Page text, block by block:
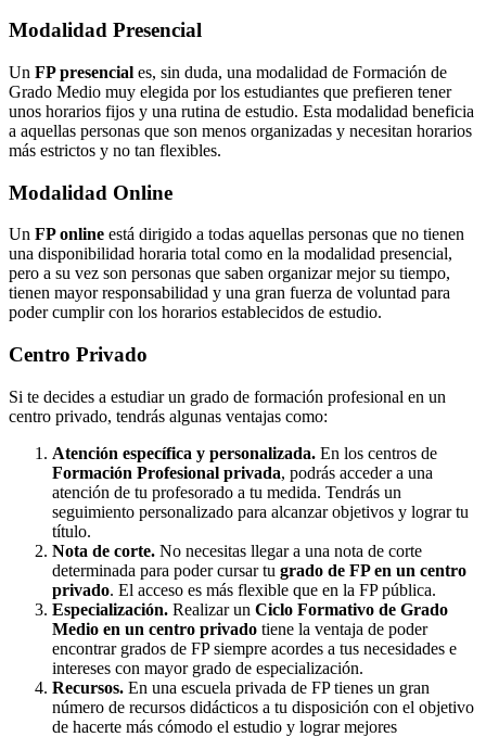
Modalidad Presencial
Un FP presencial es, sin duda, una modalidad de Formación de
Grado Medio muy elegida por los estudiantes que prefieren tener
unos horarios fijos y una rutina de estudio. Esta modalidad beneficia
a aquellas personas que son menos organizadas y necesitan horarios
más estrictos y no tan flexibles.
Modalidad Online
Un FP online está dirigido a todas aquellas personas que no tienen
una disponibilidad horaria total como en la modalidad presencial,
pero a su vez son personas que saben organizar mejor su tiempo,
tienen mayor responsabilidad y una gran fuerza de voluntad para
poder cumplir con los horarios establecidos de estudio.
Centro Privado
Si te decides a estudiar un grado de formación profesional en un
centro privado, tendrás algunas ventajas como:
Atención específica y personalizada. En los centros de
Formación Profesional privada, podrás acceder a una
atención de tu profesorado a tu medida. Tendrás un
seguimiento personalizado para alcanzar objetivos y lograr tu
título.
Nota de corte. No necesitas llegar a una nota de corte
determinada para poder cursar tu grado de FP en un centro
privado. El acceso es más flexible que en la FP pública.
Especialización. Realizar un Ciclo Formativo de Grado
Medio en un centro privado tiene la ventaja de poder
encontrar grados de FP siempre acordes a tus necesidades e
intereses con mayor grado de especialización.
Recursos. En una escuela privada de FP tienes un gran
número de recursos didácticos a tu disposición con el objetivo
de hacerte más cómodo el estudio y lograr mejores